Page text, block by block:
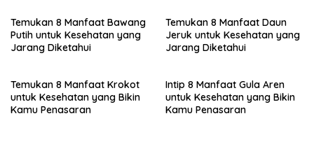
Temukan 8 Manfaat Bawang
Putih untuk Kesehatan yang
Jarang Diketahui
Temukan 8 Manfaat Daun
Jeruk untuk Kesehatan yang
Jarang Diketahui
Temukan 8 Manfaat Krokot
untuk Kesehatan yang Bikin
Kamu Penasaran
Intip 8 Manfaat Gula Aren
untuk Kesehatan yang Bikin
Kamu Penasaran